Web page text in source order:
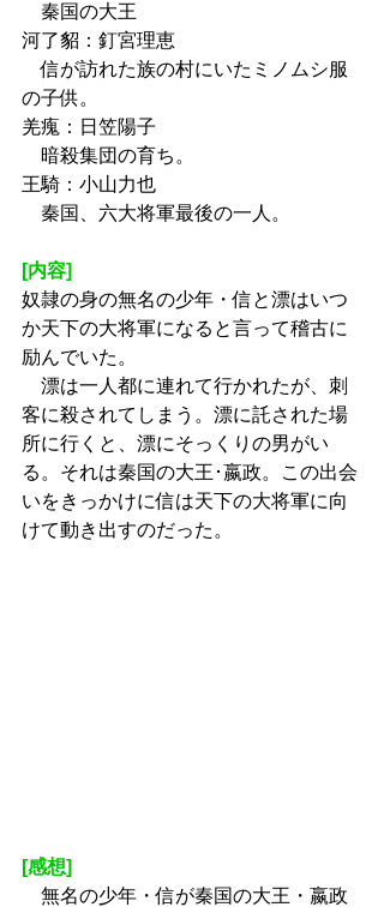
秦国の大王
河了貂：釘宮理恵
信が訪れた族の村にいたミノムシ服
の子供。
羌瘣：日笠陽子
暗殺集団の育ち。
王騎：小山力也
秦国、六大将軍最後の一人。
[内容]
奴隷の身の無名の少年・信と漂はいつ
か天下の大将軍になると言って稽古に
励んでいた。
漂は一人都に連れて行かれたが、刺
客に殺されてしまう。漂に託された場
所に行くと、漂にそっくりの男がい
る。それは秦国の大王･嬴政。この出会
いをきっかけに信は天下の大将軍に向
けて動き出すのだった。
[感想]
無名の少年・信が秦国の大王・嬴政